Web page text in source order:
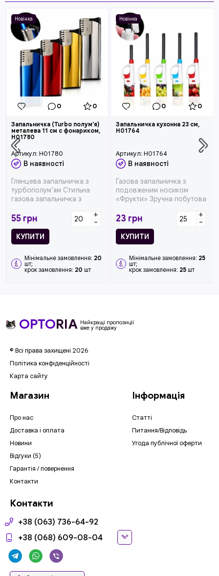
Новінка
0 0
Запальничка (Turbo полум'я)
металева 11 см с фонариком,
H01780
Артикул: H01780
В наявності
Глянцева запальничка з
турбополум’ям Стильна
газова запальничка з
поверх...
55 грн +
-
КУПИТИ
Мінімальне замовлення: 20
шт;
крок замовлення: 20 шт
Новінка
0 0
Запальничка кухонна 23 см,
H01764
Артикул: H01764
В наявності
Газова запальничка з
подовженим носиком
«Фрукти» Зручна побутова
23 грн +
-
КУПИТИ
Мінімальне замовлення: 25
шт;
крок замовлення: 25 шт
OPTORIA Найкращі пропозиції
вже у продажу
© Всі права захищені 2026
Політика конфіденційності
Карта сайту
Магазин
Про нас
Доставка і оплата
Новини
Відгуки (5)
Гарантія / повернення
Контакти
Інформація
Статті
Питання/Відповідь
Угода публічної оферти
Контакти
+38 (063) 736-64-92
+38 (068) 609-08-04